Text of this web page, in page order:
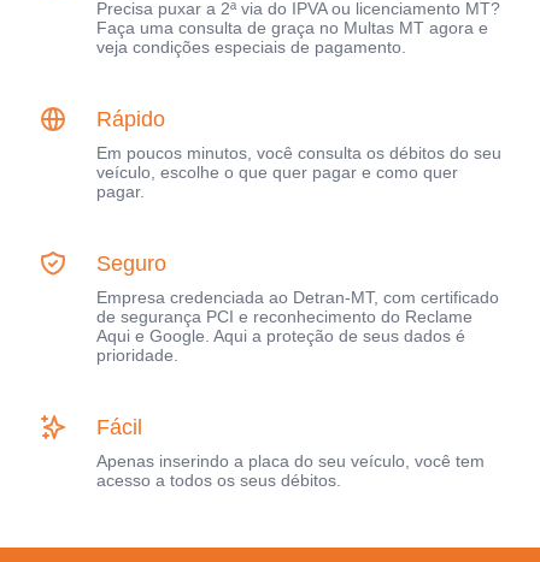
Precisa puxar a 2ª via do IPVA ou licenciamento MT?
Faça uma consulta de graça no Multas MT agora e
veja condições especiais de pagamento.
Rápido
Em poucos minutos, você consulta os débitos do seu
veículo, escolhe o que quer pagar e como quer
pagar.
Seguro
Empresa credenciada ao Detran-MT, com certificado
de segurança PCI e reconhecimento do Reclame
Aqui e Google. Aqui a proteção de seus dados é
prioridade.
Fácil
Apenas inserindo a placa do seu veículo, você tem
acesso a todos os seus débitos.